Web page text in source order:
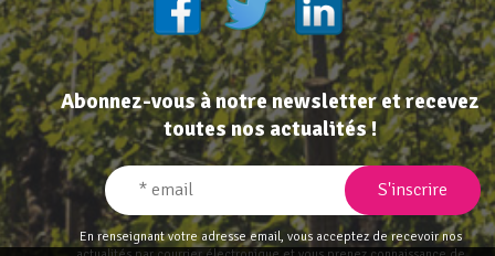
Abonnez-vous à notre newsletter et recevez
toutes nos actualités !
En renseignant votre adresse email, vous acceptez de recevoir nos